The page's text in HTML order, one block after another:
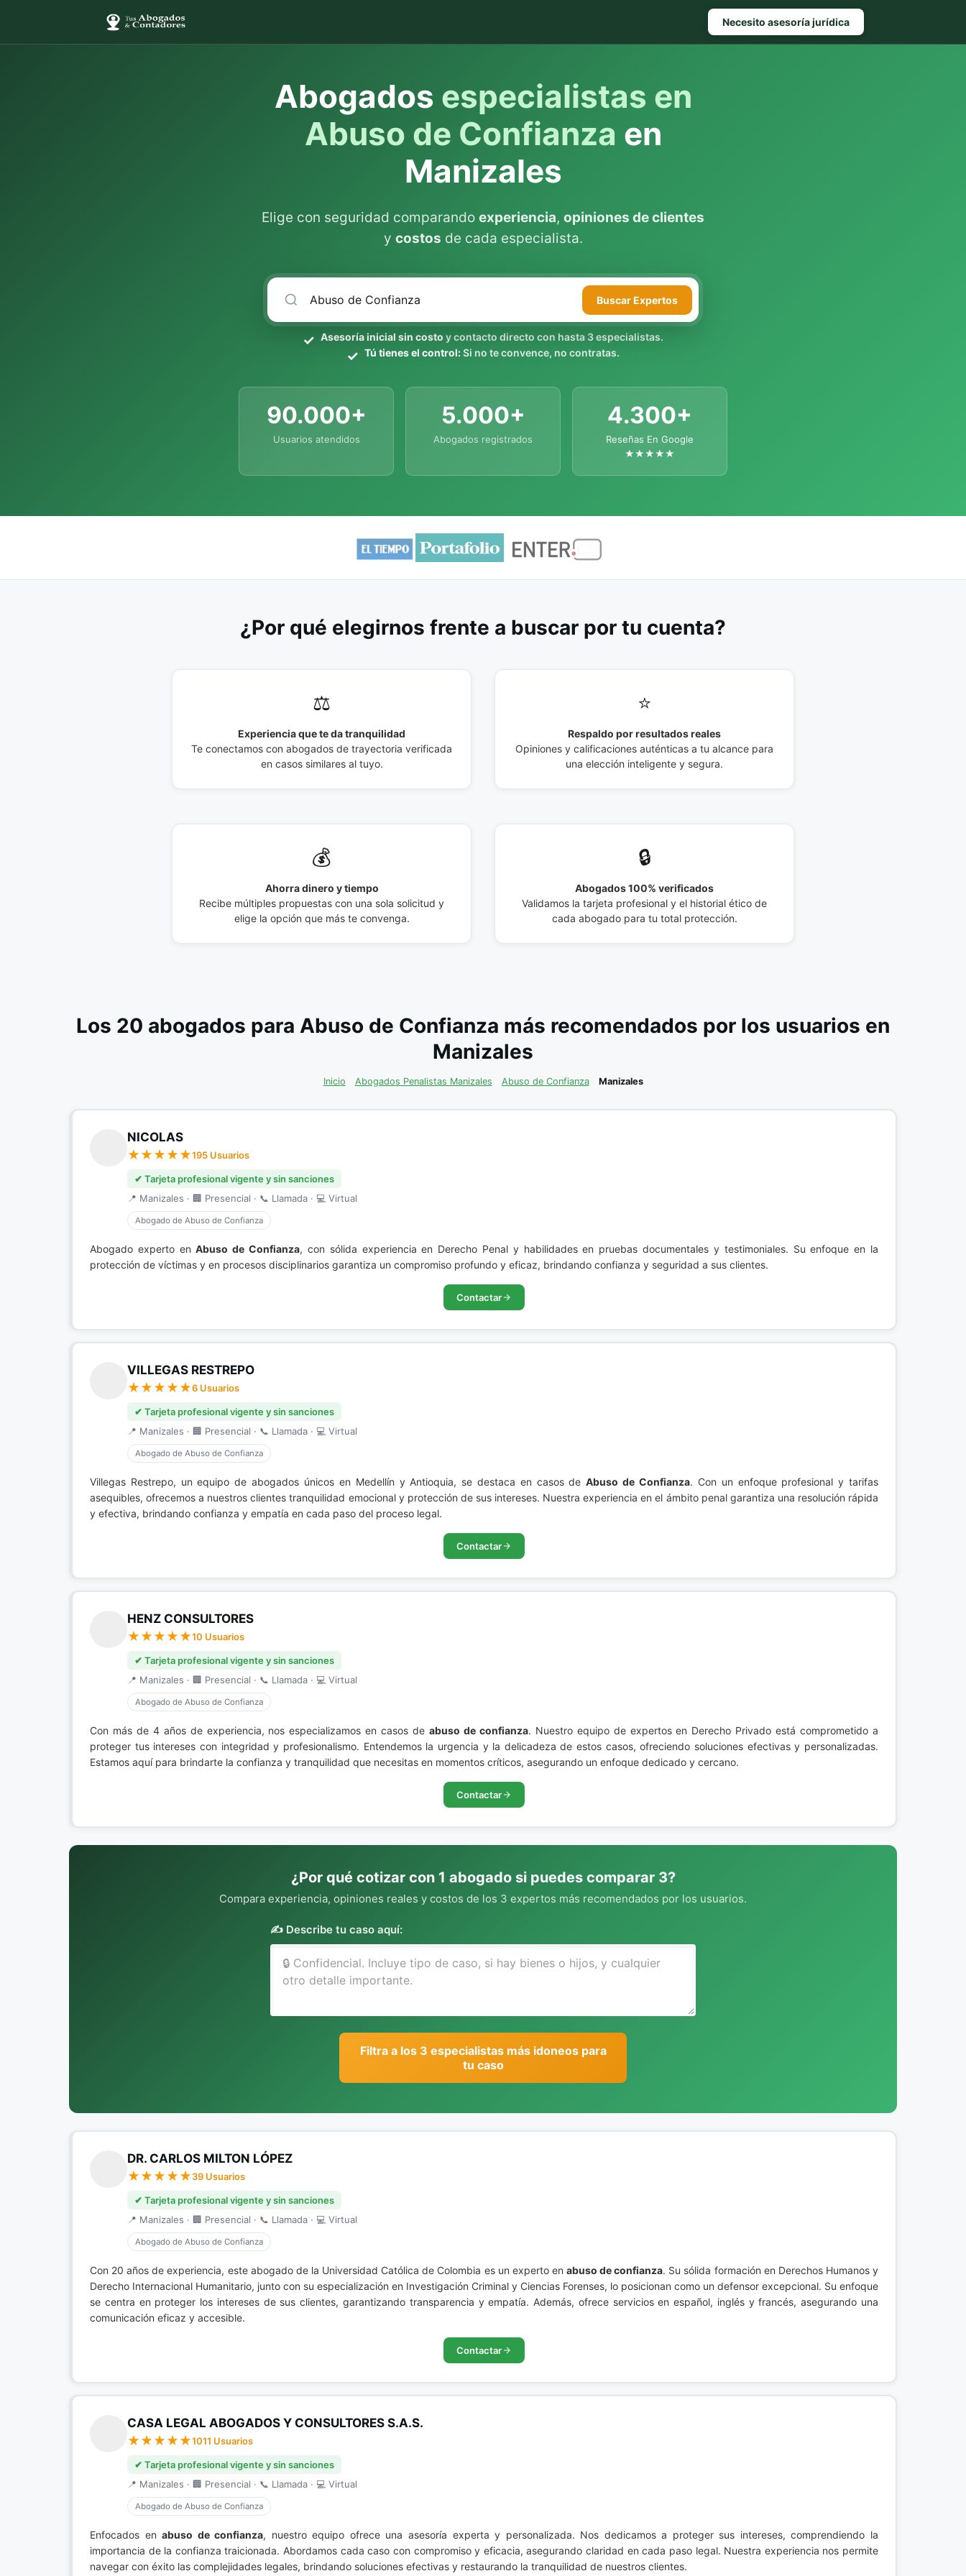
Necesito asesoría jurídica
Abogados especialistas en
Abuso de Confianza en
Manizales
Elige con seguridad comparando experiencia, opiniones de clientes
y costos de cada especialista.
BuscarExpertos
Asesoría inicial sin costo y contacto directo con hasta 3 especialistas.
Tú tienes el control:Si no te convence, no contratas.
90.000+
Usuarios atendidos
5.000+
Abogados registrados
4.300+
Reseñas En Google
★★★★★
¿Por qué elegirnos frente a buscar por tu cuenta?
⚖️
Experiencia que te da tranquilidad
Te conectamos con abogados de trayectoria verificada
en casos similares al tuyo.
⭐
Respaldo por resultados reales
Opiniones y calificaciones auténticas a tu alcance para
una elección inteligente y segura.
💰
Ahorra dinero y tiempo
Recibe múltiples propuestas con una sola solicitud y
elige la opción que más te convenga.
🔒
Abogados 100% verificados
Validamos la tarjeta profesional y el historial ético de
cada abogado para tu total protección.
Los 20 abogados para Abuso de Confianza más recomendados por los usuarios en
Manizales
Inicio Abogados Penalistas Manizales Abuso de Confianza Manizales
NICOLAS
195 Usuarios
✔ Tarjeta profesional vigente y sin sanciones
📍 Manizales · 🏢 Presencial · 📞 Llamada · 💻 Virtual
Abogado de Abuso de Confianza
Abogado experto enAbuso de Confianza, con sólida experiencia en Derecho Penal y habilidades en pruebas documentales y testimoniales. Su enfoque en la
protección de víctimas y en procesos disciplinarios garantiza un compromiso profundo y eficaz, brindando confianza y seguridad a sus clientes.
Contactar
VILLEGAS RESTREPO
6 Usuarios
✔ Tarjeta profesional vigente y sin sanciones
📍 Manizales · 🏢 Presencial · 📞 Llamada · 💻 Virtual
Abogado de Abuso de Confianza
Villegas Restrepo, un equipo de abogados únicos en Medellín y Antioquia, se destaca en casos deAbuso de Confianza. Con un enfoque profesional y tarifas
asequibles, ofrecemos a nuestros clientes tranquilidad emocional y protección de sus intereses. Nuestra experiencia en el ámbito penal garantiza una resolución rápida
y efectiva, brindando confianza y empatía en cada paso del proceso legal.
Contactar
HENZ CONSULTORES
10 Usuarios
✔ Tarjeta profesional vigente y sin sanciones
📍 Manizales · 🏢 Presencial · 📞 Llamada · 💻 Virtual
Abogado de Abuso de Confianza
Con más de 4 años de experiencia, nos especializamos en casos de abuso de confianza. Nuestro equipo de expertos en Derecho Privado está comprometido a
proteger tus intereses con integridad y profesionalismo. Entendemos la urgencia y la delicadeza de estos casos, ofreciendo soluciones efectivas y personalizadas.
Estamos aquí para brindarte la confianza y tranquilidad que necesitas en momentos críticos, asegurando un enfoque dedicado y cercano.
Contactar
¿Por qué cotizar con 1 abogado si puedes comparar 3?
Compara experiencia, opiniones reales y costos de los 3 expertos más recomendados por los usuarios.
✍️ Describe tu caso aquí:
Filtra a los 3 especialistas más idoneos para
tu caso
DR. CARLOS MILTON LÓPEZ
39 Usuarios
✔ Tarjeta profesional vigente y sin sanciones
📍 Manizales · 🏢 Presencial · 📞 Llamada · 💻 Virtual
Abogado de Abuso de Confianza
Con 20 años de experiencia, este abogado de la Universidad Católica de Colombia es un experto en abuso de confianza. Su sólida formación en Derechos Humanos y
Derecho Internacional Humanitario, junto con su especialización en Investigación Criminal y Ciencias Forenses, lo posicionan como un defensor excepcional. Su enfoque
se centra en proteger los intereses de sus clientes, garantizando transparencia y empatía. Además, ofrece servicios en español, inglés y francés, asegurando una
comunicación eficaz y accesible.
Contactar
CASA LEGAL ABOGADOS Y CONSULTORES S.A.S.
1011 Usuarios
✔ Tarjeta profesional vigente y sin sanciones
📍 Manizales · 🏢 Presencial · 📞 Llamada · 💻 Virtual
Abogado de Abuso de Confianza
Enfocados enabuso de confianza, nuestro equipo ofrece una asesoría experta y personalizada. Nos dedicamos a proteger sus intereses, comprendiendo la
importancia de la confianza traicionada. Abordamos cada caso con compromiso y eficacia, asegurando claridad en cada paso legal. Nuestra experiencia nos permite
navegar con éxito las complejidades legales, brindando soluciones efectivas y restaurando la tranquilidad de nuestros clientes.